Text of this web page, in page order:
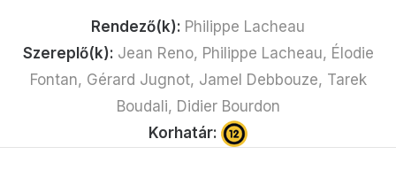
Rendező(k): Philippe Lacheau
Szereplő(k): Jean Reno, Philippe Lacheau, Élodie
Fontan, Gérard Jugnot, Jamel Debbouze, Tarek
Boudali, Didier Bourdon
Korhatár: